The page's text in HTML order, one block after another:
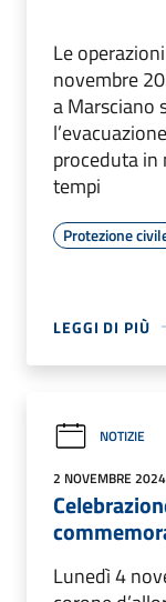
Le
novembre
a Marsciano
proceduta
tempi
Protezione
LEGGI DI PIÙ
NOTIZIE
2 NOVEMBRE 2024
Lunedì 4